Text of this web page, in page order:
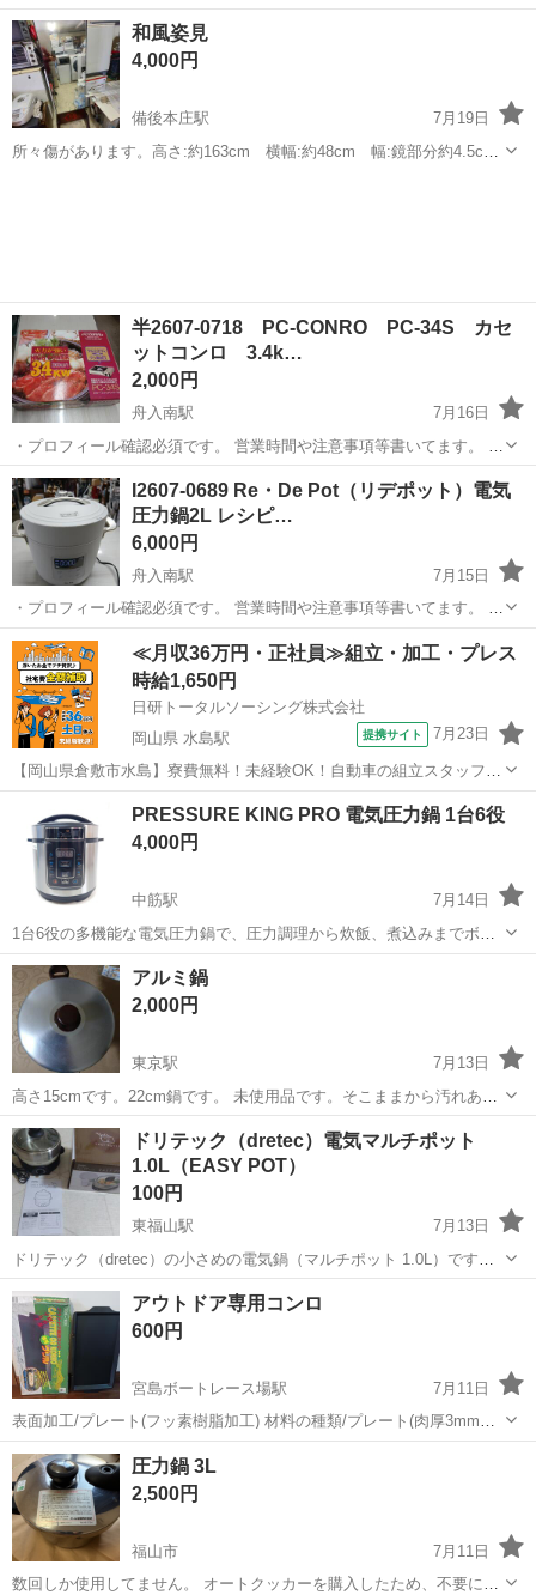
くとジモティ限定価格（掲載価格の7%OFF）でご購入が可能です。
広島 広島市 五日市駅
和風姿見
4,000円
備後本庄駅
7月19日
所々傷があります。高さ:約163cm 横幅:約48cm 幅:鏡部分約4.5cm
半2607-0718 PC-CONRO PC-34S カセ
ットコンロ 3.4k…
2,000円
舟入南駅
7月16日
・プロフィール確認必須です。 営業時間や注意事項等書いてます。 ・
購入希望の方は取りに来られるご希望の日にちと時間を○日○時と明記
してご連絡お願い致します。 ご覧頂きありがとうございます。 個人保
管されていた物です。 汚...
広島 広島市
I2607-0689 Re・De Pot（リデポット）電気
圧力鍋2L レシピ…
6,000円
舟入南駅
7月15日
・プロフィール確認必須です。 営業時間や注意事項等書いてます。 ・
購入希望の方は取りに来られるご希望の日にちと時間を○日○時と明記
してご連絡お願い致します。 ご覧頂きありがとうございます。 個人保
管されていた物です...
広島 広島市 舟入南駅 調理器具
≪月収36万円・正社員≫組立・加工・プレス
時給1,650円
日研トータルソーシング株式会社
岡山県 水島駅
提携サイト 7月23日
【岡山県倉敷市水島】寮費無料！未経験OK！自動車の組立スタッフ
《お仕事No.NS0089》 お仕事について 車の組立作業です。専用レール
に乗って流れてくる車の骨組みに、車内外の各部品・ハンドル・足回
り・ドア・シートなどの各...
PRESSURE KING PRO 電気圧力鍋 1台6役
4,000円
中筋駅
7月14日
1台6役の多機能な電気圧力鍋で、圧力調理から炊飯、煮込みまでボタ
ン一つで簡単に調理可能です。 - 製品名: PRESSURE KING PRO - 調
理機能: 圧力調理、炊飯、無水調理、蒸し調理、煮込み、温め直し - 容
量...
広島 広島市 中筋駅
アルミ鍋
2,000円
東京駅
7月13日
高さ15cmです。22cm鍋です。 未使用品です。そこままから汚れあ
り。そのまま出します。
広島 福山市 東京駅
ドリテック（dretec）電気マルチポット
1.0L（EASY POT）
100円
東福山駅
7月13日
ドリテック（dretec）の小さめの電気鍋（マルチポット 1.0L）です。
卓上で気軽にお湯を沸かしたり、お鍋やラーメン、スープなどが作れ
ます。 ​動作確認済みです。 ​鍋底に少し汚れがあります。頑張れば取れ
ると思いますが...
広島 福山市 東福山駅 調理器具
アウトドア専用コンロ
600円
宮島ボートレース場駅
7月11日
表面加工/プレート(フッ素樹脂加工) 材料の種類/プレート(肉厚3mm、
アルミダイカスト製) サイズ570×270×27(深さ22mm) 数回使用してい
ますが焦げ付きもなくまだまだ十分に使用出来ます。 箱は有りますが
保管状...
広島 廿日市市 宮島ボートレース場駅
圧力鍋 3L
2,500円
福山市
7月11日
数回しか使用してません。 オートクッカーを購入したため、不要にな